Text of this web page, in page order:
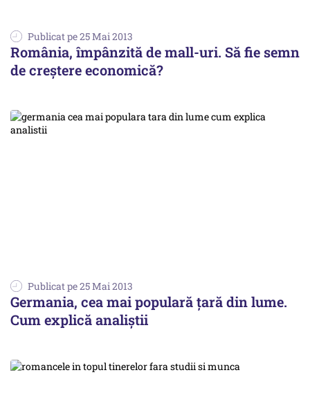
Publicat pe 25 Mai 2013
România, împânzită de mall-uri. Să fie semn
de creștere economică?
Publicat pe 25 Mai 2013
Germania, cea mai populară țară din lume.
Cum explică analiștii